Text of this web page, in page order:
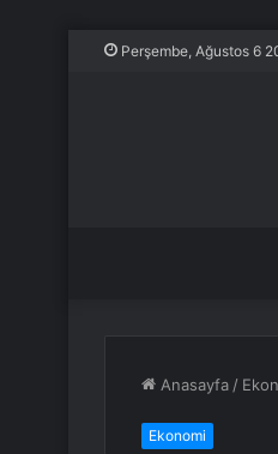
Perşembe, Ağustos 6
Anasayfa /
Ekonomi